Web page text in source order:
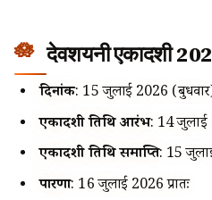
देवशयनी एकादशी
दिनांक: 15 जुलाई 2026
एकादशी तिथि आरंभ: 14 जुलाई
एकादशी तिथि समाप्ति: 15
पारणा: 16 जुलाई 2026 प्रातः